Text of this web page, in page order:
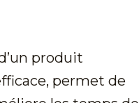
produit
permet de